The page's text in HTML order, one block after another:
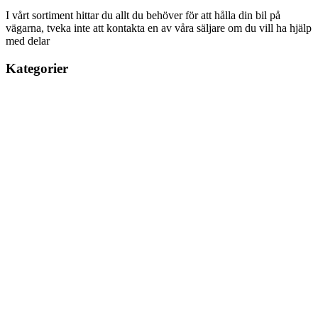
I vårt sortiment hittar du allt du behöver för att hålla din bil på
vägarna, tveka inte att kontakta en av våra säljare om du vill ha hjälp
med delar
Kategorier